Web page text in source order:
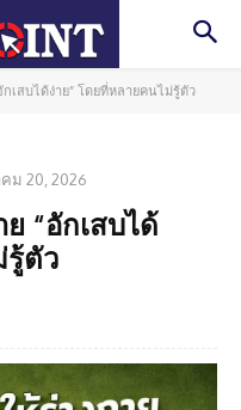
เสบได้ง่าย” โดยที่หลายคนไม่รู้ตัว
ม 20, 2026
“อักเสบได้
รู้ตัว